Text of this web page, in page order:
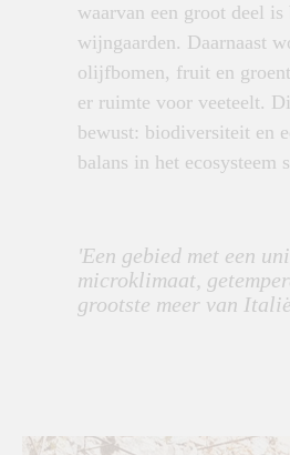
waarvan een groot deel is
wijngaarden. Daarnaast
olijfbomen, fruit en
er ruimte voor veeteelt.
bewust: biodiversiteit en
balans in het ecosysteem
'Een gebied met een
microklimaat,
grootste meer van